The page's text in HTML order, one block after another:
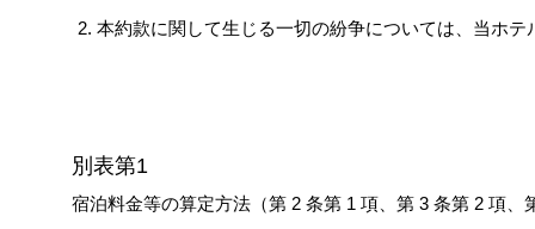
本約款に関して生じる一切の紛争については、当ホ
別表第1
宿泊料金等の算定方法（第 2 条第 1 項、第 3 条第 2 項、